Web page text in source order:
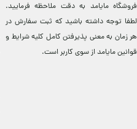
فروشگاه مایامد به دقت ملاحظه فرمایید.
لطفا توجه داشته باشید که ثبت سفارش در
هر زمان به معنی پذیرفتن کامل کلیهشرایط و
قوانین مایامداز سوی کاربر است.